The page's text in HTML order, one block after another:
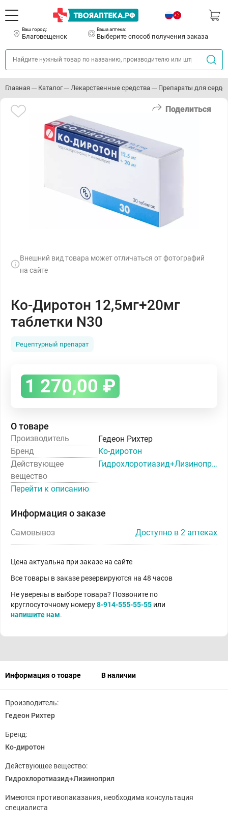
Ваш город:
Благовещенск
Ваша аптека:
Выберите способ получения заказа
Главная Каталог Лекарственные средства Препараты для
Поделиться
Внешний вид товара может отличаться от фотографий
на сайте
Ко-Диротон 12,5мг+20мг
таблетки N30
Рецептурный препарат
1 270,00 ₽
О товаре
Производитель
Гедеон Рихтер
Бренд
Ко-диротон
Действующее
вещество
Гидрохлоротиазид+Лизиноприл
Перейти к описанию
Информация о заказе
Самовывоз Доступно в 2 аптеках
Цена актуальна при заказе на сайте
Все товары в заказе резервируются на 48 часов
Не уверены в выборе товара? Позвоните по
круглосуточному номеру8-914-555-55-55 или
напишите нам.
Информация о товаре В наличии
Производитель:
Гедеон Рихтер
Бренд:
Ко-диротон
Действующее вещество:
Гидрохлоротиазид+Лизиноприл
Имеются противопаказания, необходима консультация
специалиста